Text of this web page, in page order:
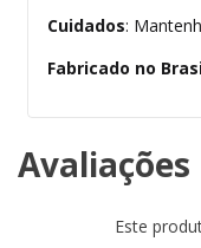
Cuidados:
Fabricado no
Avaliações
Este